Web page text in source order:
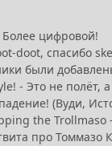
цифровой!
doot, спасибо
были
- Это не полёт,
(Вуди,
the Trollmaso
про Томмазо